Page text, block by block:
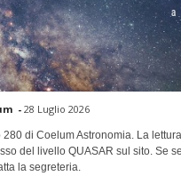
- 28 Luglio 2026
di Coelum Astronomia. La
del livello QUASAR sul sito. Se
la segreteria.